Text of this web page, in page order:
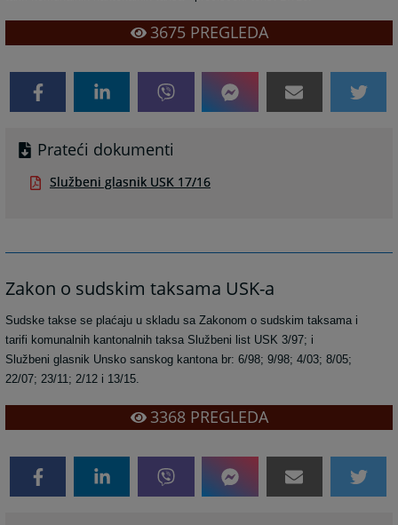
3675PREGLEDA
Prateći dokumenti
Službeni glasnik USK 17/16
Zakon o sudskim taksama USK-a
Sudske takse se plaćaju u skladu sa Zakonom o sudskim taksama i
tarifi komunalnih kantonalnih taksa Službeni list USK 3/97; i
Službeni glasnik Unsko sanskog kantona br: 6/98; 9/98; 4/03; 8/05;
22/07; 23/11; 2/12 i 13/15.
3368PREGLEDA